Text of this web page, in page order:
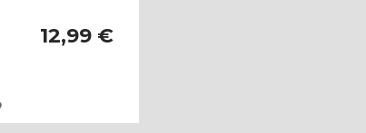
12,99 €
AGREGAR